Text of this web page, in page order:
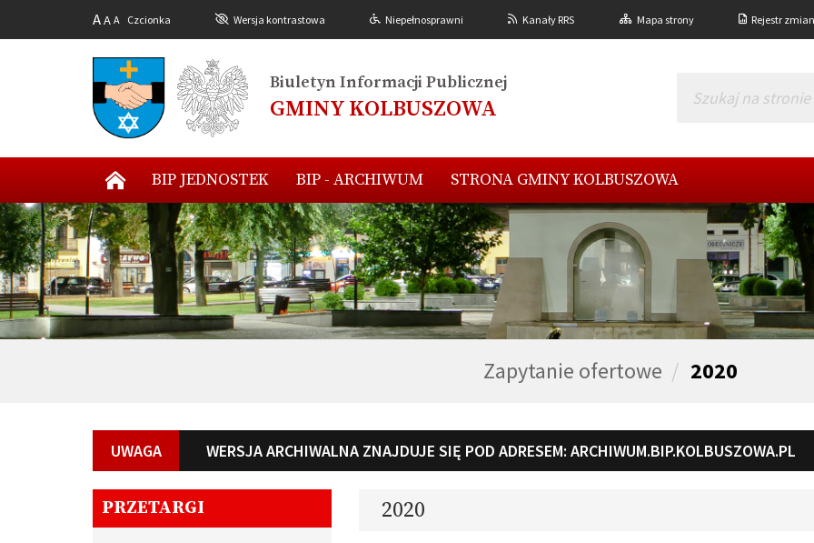
AA A Czcionka Wersja kontrastowa Niepełnosprawni Kanały RRS Mapa strony Rejestr zmian
Biuletyn Informacji Publicznej
GMINY KOLBUSZOWA
BIP JEDNOSTEK BIP - ARCHIWUM STRONA GMINY KOLBUSZOWA
Zapytanie ofertowe 2020
UWAGA WERSJA ARCHIWALNA ZNAJDUJE SIĘ POD ADRESEM: ARCHIWUM.BIP.KOLBUSZOWA.PL
PRZETARGI 2020